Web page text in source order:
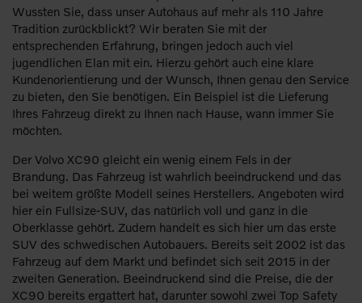
Wussten Sie, dass unser Autohaus auf mehr als 110 Jahre
Tradition zurückblickt? Wir beraten Sie mit der
entsprechenden Erfahrung, bringen jedoch auch viel
jugendlichen Elan mit ein. Hierzu gehört auch eine klare
Kundenorientierung und der Wunsch, Ihnen genau den Service
zu bieten, den Sie benötigen. Ein Beispiel ist die Lieferung
Ihres Fahrzeug direkt zu Ihnen nach Hause, wann immer Sie
möchten.
Der Volvo XC90 gleicht ein wenig einem Fels in der
Brandung. Das Fahrzeug ist wahrlich beeindruckend und das
bei weitem größte Modell seines Herstellers. Angeboten wird
hier ein Fullsize-SUV, das natürlich voll und ganz in die
Oberklasse gehört. Zudem handelt es sich hier um das erste
SUV des schwedischen Autobauers. Bereits seit 2002 ist das
Fahrzeug auf dem Markt und befindet sich seit 2015 in der
zweiten Generation. Beeindruckend sind die Preise, die der
XC90 bereits ergattert hat, darunter sowohl zwei Top Safety